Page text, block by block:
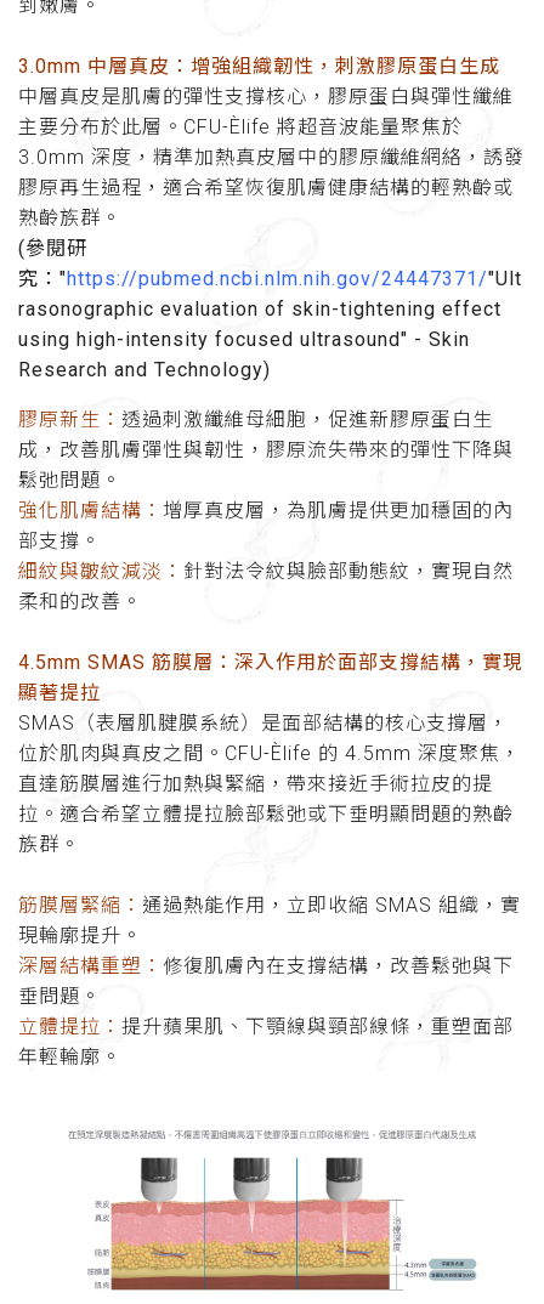
到嫩膚。
3.0mm 中層真皮：增強組織韌性，刺激膠原蛋白生成
中層真皮是肌膚的彈性支撐核心，膠原蛋白與彈性纖維
主要分布於此層。CFU-Èlife 將超音波能量聚焦於
3.0mm 深度，精準加熱真皮層中的膠原纖維網絡，誘發
膠原再生過程，適合希望恢復肌膚健康結構的輕熟齡或
熟齡族群。
(參閱研
究："https://pubmed.ncbi.nlm.nih.gov/24447371/"Ult
rasonographic evaluation of skin-tightening effect
using high-intensity focused ultrasound" - Skin
Research and Technology)
膠原新生： 透過刺激纖維母細胞，促進新膠原蛋白生
成，改善肌膚彈性與韌性，膠原流失帶來的彈性下降與
鬆弛問題。
強化肌膚結構： 增厚真皮層，為肌膚提供更加穩固的內
部支撐。
細紋與皺紋減淡： 針對法令紋與臉部動態紋，實現自然
柔和的改善。
4.5mm SMAS 筋膜層：深入作用於面部支撐結構，實現
顯著提拉
SMAS（表層肌腱膜系統）是面部結構的核心支撐層，
位於肌肉與真皮之間。CFU-Èlife 的 4.5mm 深度聚焦，
直達筋膜層進行加熱與緊縮，帶來接近手術拉皮的提
拉。適合希望立體提拉臉部鬆弛或下垂明顯問題的熟齡
族群。
筋膜層緊縮： 通過熱能作用，立即收縮 SMAS 組織，實
現輪廓提升。
深層結構重塑： 修復肌膚內在支撐結構，改善鬆弛與下
垂問題。
立體提拉： 提升蘋果肌、下顎線與頸部線條，重塑面部
年輕輪廓。